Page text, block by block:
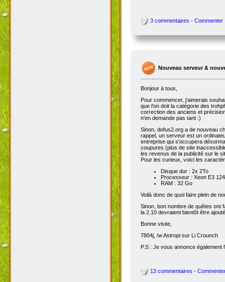
3 commentaires - Commenter
Nouveau serveur &
Bonjour à tous,
Pour commencer, j'aimerais
que l'on doit la catégorie des
correction des anciens et
n'en demande pas tant :)
Sinon, dofus2.org a de nouveau
rappel, un serveur est un
entreprise qui s'occupera
coupures (plus de site
les revenus de la publicité sur le
Pour les curieux, voici les
Disque dur : 2x 2To
Processeur : Xeon E3
RAM : 32 Go
Voilà donc de quoi faire plein de
Sinon, bon nombre de quêtes ont
la 2.10 devraient bientôt être
Bonne visite,
7804j, /w Astropi sur Li Crounch
P.S : Je vous annonce
13 commentaires -